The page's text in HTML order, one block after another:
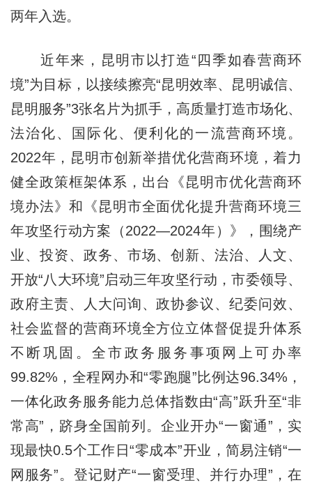
两年入选。
近年来，昆明市以打造“四季如春营商环
境”为目标，以接续擦亮“昆明效率、昆明诚信、
昆明服务”3张名片为抓手，高质量打造市场化、
法治化、国际化、便利化的一流营商环境。
2022年，昆明市创新举措优化营商环境，着力
健全政策框架体系，出台《昆明市优化营商环
境办法》和《昆明市全面优化提升营商环境三
年攻坚行动方案（2022—2024年）》，围绕产
业、投资、政务、市场、创新、法治、人文、
开放“八大环境”启动三年攻坚行动，市委领导、
政府主责、人大问询、政协参议、纪委问效、
社会监督的营商环境全方位立体督促提升体系
不断巩固。全市政务服务事项网上可办率
99.82%，全程网办和“零跑腿”比例达96.34%，
一体化政务服务能力总体指数由“高”跃升至“非
常高”，跻身全国前列。企业开办“一窗通”，实
现最快0.5个工作日“零成本”开业，简易注销“一
网服务”。登记财产“一窗受理、并行办理”，在